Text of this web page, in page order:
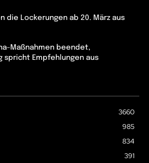
die Lockerungen ab 20. März aus
Maßnahmen beendet,
spricht Empfehlungen aus
3660
985
834
391